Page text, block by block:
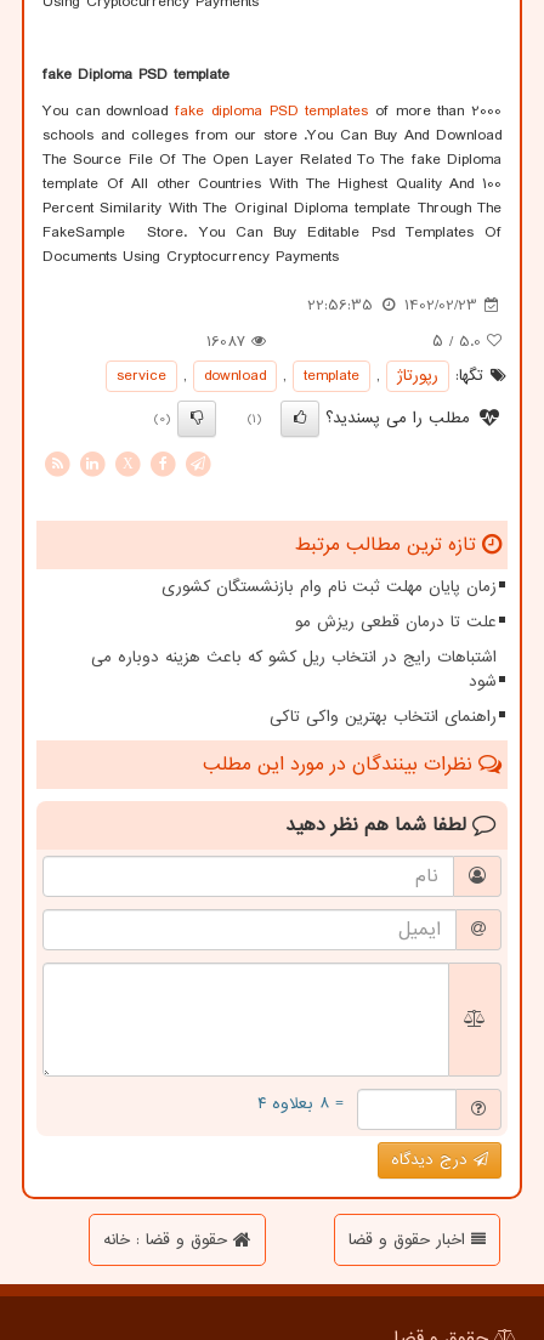
fake Diploma PSD template
You can downloadfake diploma PSD templates of more than 2000
schools and colleges from our store .You Can Buy And Download
The Source File Of The Open Layer Related To The fake Diploma
template Of All other Countries With The Highest Quality And 100
Percent Similarity With The Original Diploma template Through The
FakeSample Store. You Can Buy Editable Psd Templates Of
Documents Using Cryptocurrency Payments
1402/02/23
22:56:35
5.0 / ۵
16087
تگها:
رپورتاژ ,
template
,
download
,
service
مطلب را می پسندید؟
(1)
(0)
X
تازه ترین مطالب مرتبط
زمان پایان مهلت ثبت نام وام بازنشستگان کشوری
علت تا درمان قطعی ریزش مو
اشتباهات رایج در انتخاب ریل کشو که باعث هزینه دوباره می
شود
راهنمای انتخاب بهترین واکی تاکی
نظرات بینندگان در مورد این مطلب
لطفا شما هم نظر دهید
= ۸ بعلاوه ۴
درج دیدگاه
اخبار حقوق و قضا حقوق و قضا : خانه